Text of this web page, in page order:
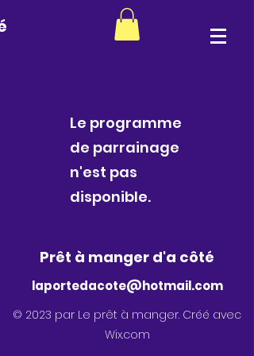
Le programme
de parrainage
n'est pas
disponible.
Prêt à manger d'a côté
laportedacote@hotmail.com
© 2023 par Le prêt à manger. Créé avec
Wix.com